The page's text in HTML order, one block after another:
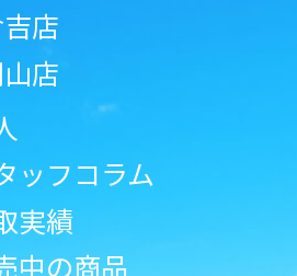
店
店
ッフコラム
実績
中の商品